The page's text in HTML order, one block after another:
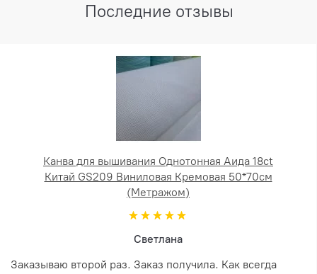
Последние отзывы
Канва для вышивания Однотонная Аида 18ct
Китай GS209 Виниловая Кремовая 50*70см
(Метражом)
Светлана
Заказываю второй раз. Заказ получила. Как всегда